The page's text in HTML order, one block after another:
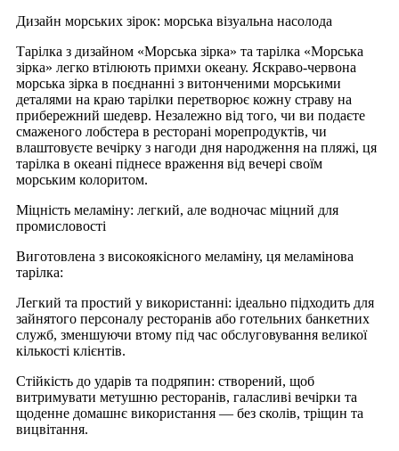
Дизайн морських зірок: морська візуальна насолода
Тарілка з дизайном «Морська зірка» та тарілка «Морська
зірка» легко втілюють примхи океану. Яскраво-червона
морська зірка в поєднанні з витонченими морськими
деталями на краю тарілки перетворює кожну страву на
прибережний шедевр. Незалежно від того, чи ви подаєте
смаженого лобстера в ресторані морепродуктів, чи
влаштовуєте вечірку з нагоди дня народження на пляжі, ця
тарілка в океані піднесе враження від вечері своїм
морським колоритом.
Міцність меламіну: легкий, але водночас міцний для
промисловості
Виготовлена ​​з високоякісного меламіну, ця меламінова
тарілка:
Легкий та простий у використанні: ідеально підходить для
зайнятого персоналу ресторанів або готельних банкетних
служб, зменшуючи втому під час обслуговування великої
кількості клієнтів.
Стійкість до ударів та подряпин: створений, щоб
витримувати метушню ресторанів, галасливі вечірки та
щоденне домашнє використання — без сколів, тріщин та
вицвітання.